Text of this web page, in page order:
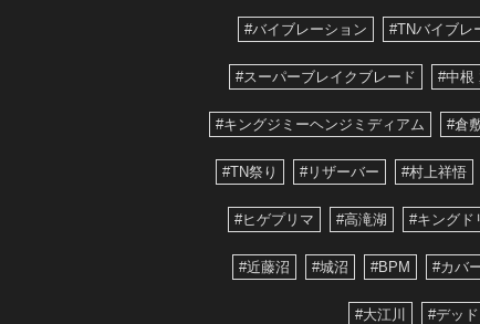
#バイブレーション #TNバイブレ
#スーパーブレイクブレード #中根
#キングジミーヘンジミディアム #倉
#TN祭り #リザーバー #村上祥悟
#ヒゲプリマ #高滝湖 #キングド
#近藤沼 #城沼 #BPM #カバ
#大江川 #デッ